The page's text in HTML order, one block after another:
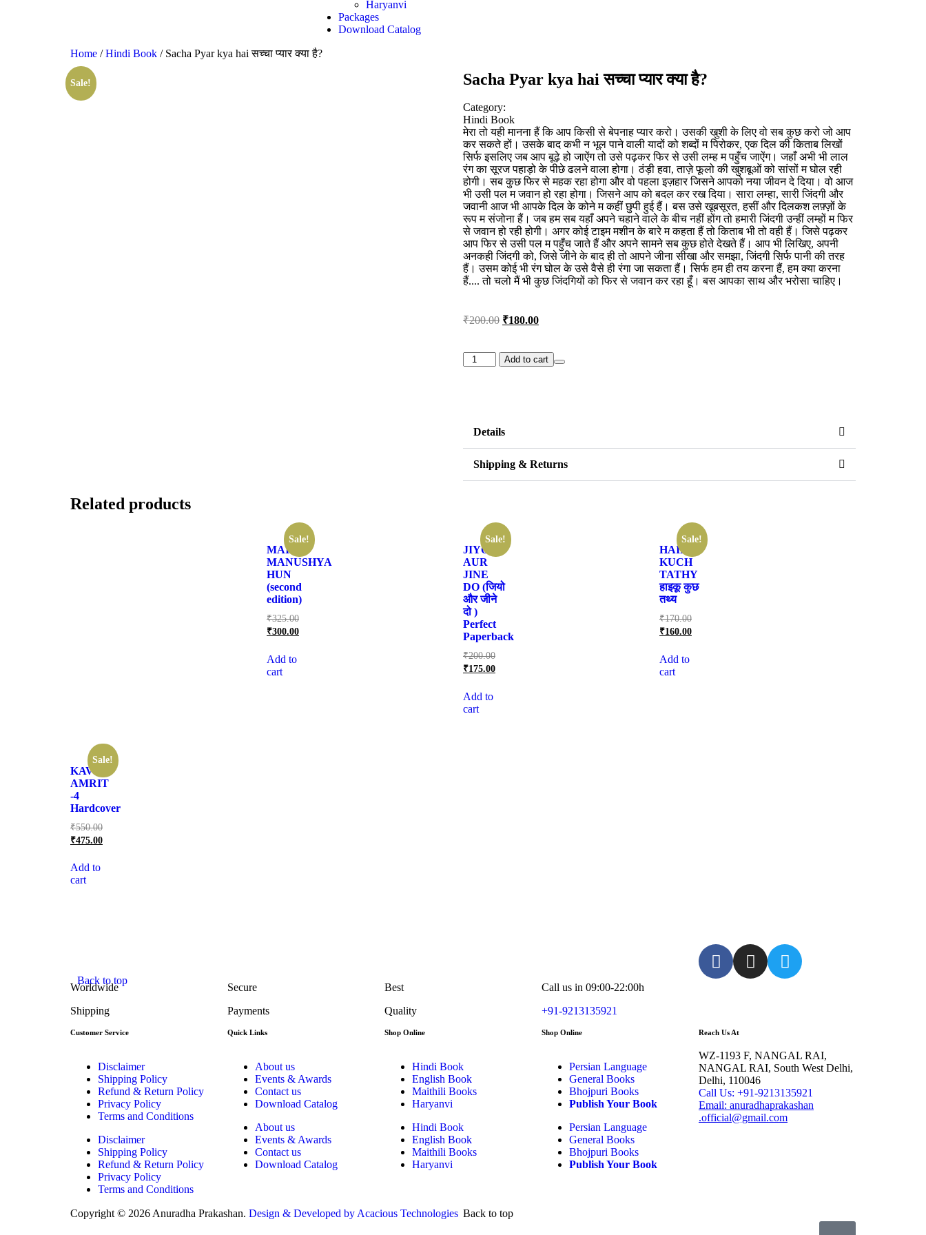
Haryanvi
Packages
Download Catalog
Home /Hindi Book / Sacha Pyar kya hai सच्चा प्यार क्या है?
Sale! Sacha Pyar kya hai सच्चा प्यार क्या है?
Category:
Hindi Book
मेरा तो यही मानना हैं कि आप किसी से बेपनाह प्यार करो। उसकी खुशी के लिए वो सब कुछ करो जो आप
कर सकते हों। उसके बाद कभी न भूल पाने वाली यादों को शब्दों म पिरोकर, एक दिल की किताब लिखों
सिर्फ इसलिए जब आप बूढ़े हो जाऐंग तो उसे पढ़कर फिर से उसी लम्ह म पहुँच जाऐंग। जहाँ अभी भी लाल
रंग का सूरज पहाड़ो के पीछे ढलने वाला होगा। ठंड़ी हवा, ताज़े फूलो की खुशबूओं को सांसों म घोल रही
होगी। सब कुछ फिर से महक रहा होगा और वो पहला इज़हार जिसने आपको नया जीवन दे दिया। वो आज
भी उसी पल म जवान हो रहा होगा। जिसने आप को बदल कर रख दिया। सारा लम्हा, सारी जिंदगी और
जवानी आज भी आपके दिल के कोने म कहीं छुपी हुई हैं। बस उसे खूबसूरत, हसीं और दिलकश लफ़्ज़ों के
रूप म संजोना हैं। जब हम सब यहाँ अपने चहाने वाले के बीच नहीं होंग तो हमारी जिंदगी उन्हीं लम्हों म फिर
से जवान हो रही होगी। अगर कोई टाइम मशीन के बारे म कहता हैं तो किताब भी तो वही हैं। जिसे पढ़कर
आप फिर से उसी पल म पहुँच जाते हैं और अपने सामने सब कुछ होते देखते हैं। आप भी लिखिए, अपनी
अनकही जिंदगी को, जिसे जीने के बाद ही तो आपने जीना सीखा और समझा, जिंदगी सिर्फ पानी की तरह
हैं। उसम कोई भी रंग घोल के उसे वैसे ही रंगा जा सकता हैं। सिर्फ हम ही तय करना हैं, हम क्या करना
हैं.... तो चलो मैं भी कुछ जिंदगियों को फिर से जवान कर रहा हूँ। बस आपका साथ और भरोसा चाहिए।
₹200.00 ₹180.00
Add to cart
Details
Shipping & Returns
Related products
Sale!
MAI
MANUSHYA
HUN
(second
edition)
₹325.00
₹300.00
Add to
cart
Sale!
JIYO
AUR
JINE
DO (जियो
और जीने
दो )
Perfect
Paperback
₹200.00
₹175.00
Add to
cart
Sale!
HAIKU
KUCH
TATHY
हाइकू कुछ
तथ्य
₹170.00
₹160.00
Add to
cart
Sale!
KAVYA
AMRIT
-4
Hardcover
₹550.00
₹475.00
Add to
cart
Back to top
Worldwide
Shipping
Secure
Payments
Best
Quality
Call us in 09:00-22:00h
+91-9213135921
Customer Service
Disclaimer
Shipping Policy
Refund & Return Policy
Privacy Policy
Terms and Conditions
Disclaimer
Shipping Policy
Refund & Return Policy
Privacy Policy
Terms and Conditions
Quick Links
About us
Events & Awards
Contact us
Download Catalog
About us
Events & Awards
Contact us
Download Catalog
Shop Online
Hindi Book
English Book
Maithili Books
Haryanvi
Hindi Book
English Book
Maithili Books
Haryanvi
Shop Online
Persian Language
General Books
Bhojpuri Books
Publish Your Book
Persian Language
General Books
Bhojpuri Books
Publish Your Book
Reach Us At
WZ-1193 F, NANGAL RAI,
NANGAL RAI, South West Delhi,
Delhi, 110046
Call Us: +91-9213135921
Email: anuradhaprakashan
.official@gmail.com
Copyright © 2026 Anuradha Prakashan. Design & Developed by Acacious Technologies Back to top